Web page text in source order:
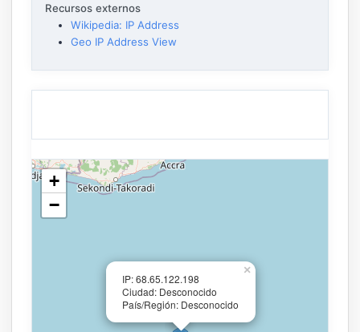
Recursos externos
Wikipedia: IP Address
Geo IP Address View
IP: 68.65.122.198
Ciudad: Desconocido
País/Región: Desconocido
×
+
−